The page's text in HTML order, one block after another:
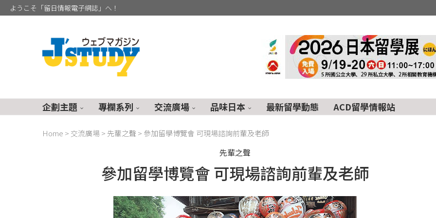
ようこそ「留日情報電子網誌」へ！
企劃主題 專欄系列 交流廣場 品味日本 最新留學動態 ACD留學情報站
Home > 交流廣場 > 先輩之聲 > 參加留學博覽會 可現場諮詢前輩及老師
先輩之聲
參加留學博覽會 可現場諮詢前輩及老師